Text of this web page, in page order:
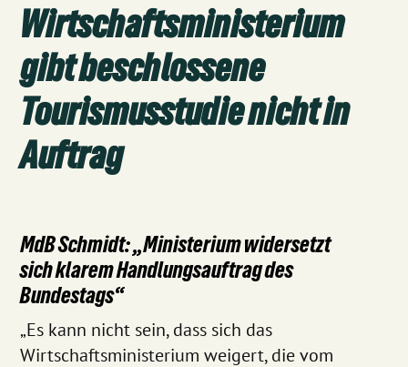
Wirtschaftsministerium
gibt beschlossene
Tourismusstudie nicht in
Auftrag
MdB Schmidt: „Ministerium widersetzt
sich klarem Handlungsauftrag des
Bundestags“
„Es kann nicht sein, dass sich das
Wirtschaftsministerium weigert, die vom